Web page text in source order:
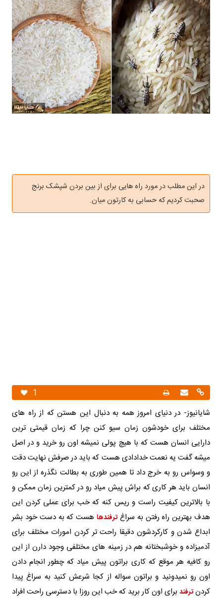
در این مطلب در مورد راه هایی برای از بین بردن شپشک برنج
صحبت کردیم که حسابی به کارتون میان.
1
شایانیوز- در دنیای امروز همه به دنبال این هستن که از راه های
مختلف برای خودشون زمان سیو کنن چرا که زمان قیمتی ترین
دارایی انسان هست که با هیچ پولی نمیشه اون رو خرید و در اصل
میشه گفت یه نعمت خدادادی هست که باید در صرفش نهایت دقت
و وسواس رو به خرج داد تا همین طوری به بطالت نگذره از این رو
انسان باید هر کاری که براش پیش میاد رو در کمترین زمان ممکن و
با بالاترین کیفیت راست و ریس کنه که خب برای عملی کردن این
هدف بهترین راه رفتن به سراغ ترفندها هست که به دست خود بشر
ابداع شدن و کارکردشون دقیقا راحت تر کردن امورات مختلف برای
آدمیزاده و خوشبختانه هم در زمینه های مختلفی وجود دارن از این
رو کافیه هر موقع که کاری براتون پیش میاد که چطور انجام دادن
اون رو نمیدونید و براتون سواله از کجا شرعش کنید به سراغ پیدا
کردنترفند برای اون کار برید که خب این روزا با دسترسی راحت افراد